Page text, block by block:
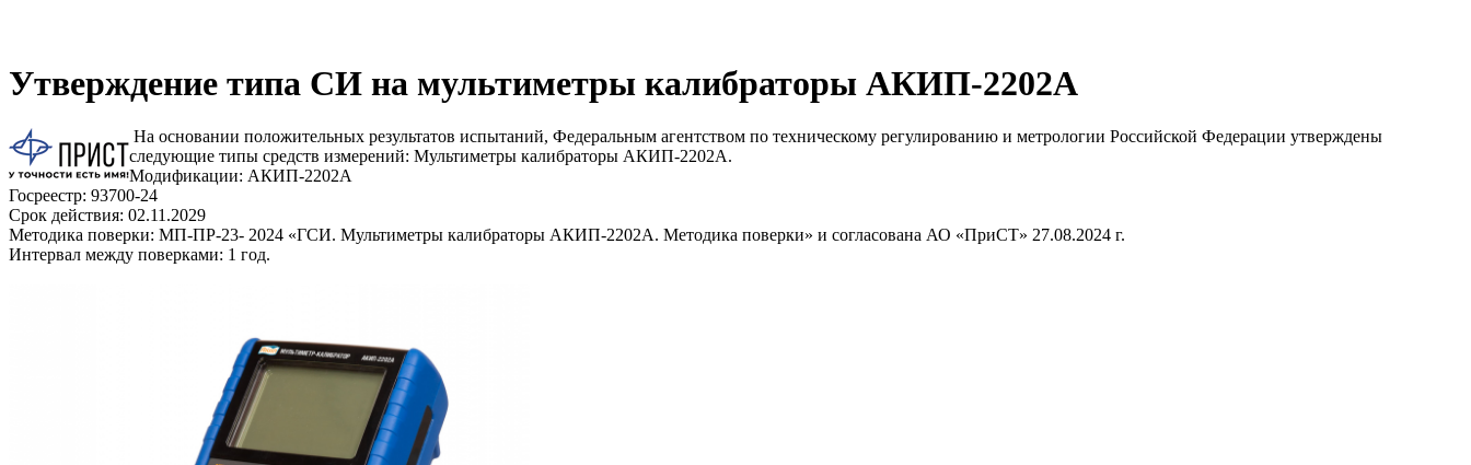
Утверждение типа СИ на мультиметры калибраторы АКИП-2202А
На основании положительных результатов испытаний, Федеральным агентством по техническому регулированию и метрологии Российской Федерации утверждены
следующие типы средств измерений: Мультиметры калибраторы АКИП-2202А.
Модификации: АКИП-2202А
Госреестр: 93700-24
Срок действия: 02.11.2029
Методика поверки: МП-ПР-23- 2024 «ГСИ. Мультиметры калибраторы АКИП-2202А. Методика поверки» и согласована АО «ПриСТ» 27.08.2024 г.
Интервал между поверками: 1 год.